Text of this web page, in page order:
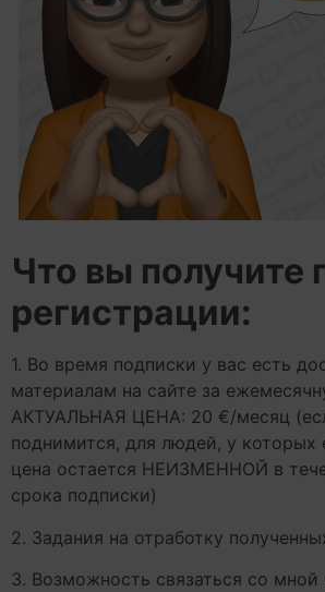
Что вы получите
регистрации:
1. Во время подписки у вас есть
материалам на сайте за
АКТУАЛЬНАЯ ЦЕНА: 20 €/месяц
поднимится, для людей, у которых
цена остается НЕИЗМЕННОЙ в
срока подписки)
2. Задания на отработку
3. Возможность связаться со мной